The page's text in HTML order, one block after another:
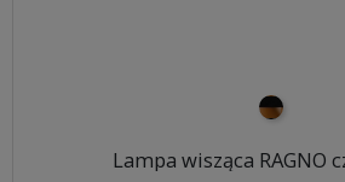
czarno
Lampa wisząca RAGNO